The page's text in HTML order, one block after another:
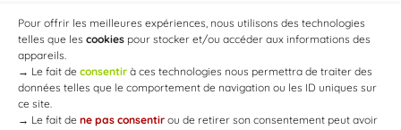
Pour offrir les meilleures expériences, nous utilisons des technologies
telles que les cookies pour stocker et/ou accéder aux informations des
appareils.
→ Le fait de consentir à ces technologies nous permettra de traiter des
données telles que le comportement de navigation ou les ID uniques sur
ce site.
→ Le fait de ne pas consentir ou de retirer son consentement peut avoir